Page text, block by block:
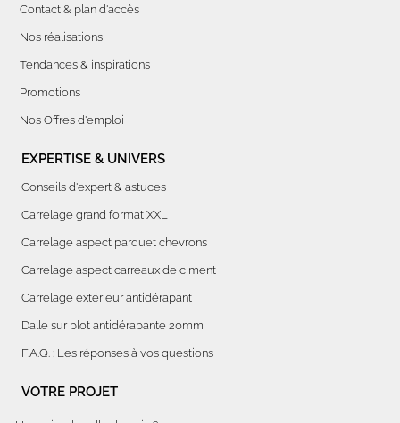
Contact & plan d'accès
Nos réalisations
Tendances & inspirations
Promotions
Nos Offres d'emploi
EXPERTISE & UNIVERS
Conseils d'expert & astuces
Carrelage grand format XXL
Carrelage aspect parquet chevrons
Carrelage aspect carreaux de ciment
Carrelage extérieur antidérapant
Dalle sur plot antidérapante 20mm
F.A.Q. : Les réponses à vos questions
VOTRE PROJET